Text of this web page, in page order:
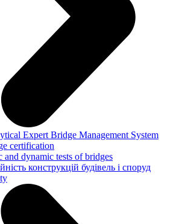
Expert Bridge Management System
certification
and dynamic tests of bridges
конструкцій будівель і споруд